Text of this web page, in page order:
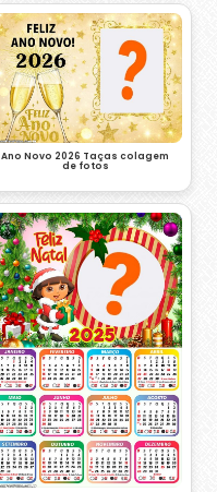
Ano Novo 2026 Taças colagem
de fotos